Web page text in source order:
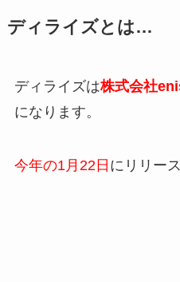
ディライズとは…
ディライズは株式会社
になります。
今年の1月22日 にリリー